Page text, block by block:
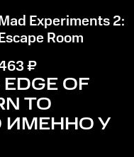
Experiments 2:
Room
₽
EDGE OF
TO
У